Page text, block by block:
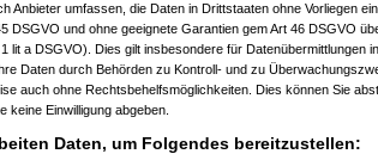
Anbieter umfassen, die Daten in Drittstaaten ohne Vorliegen
DSGVO und ohne geeignete Garantien gem Art 46 DSGVO
lit a DSGVO). Dies gilt insbesondere für Datenübermittlungen
Daten durch Behörden zu Kontroll- und zu
auch ohne Rechtsbehelfsmöglichkeiten. Dies können Sie
keine Einwilligung abgeben.
Daten, um Folgendes bereitzustellen: